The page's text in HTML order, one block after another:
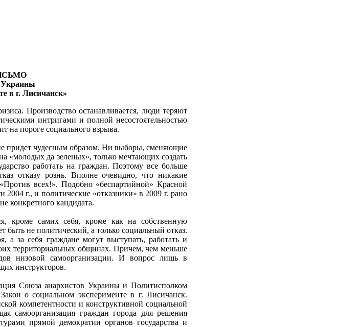
Украины
в г. Лисичанск»
Производство останавливается, люди теряют
интригами и полной несостоятельностью
на пороге социального взрыва.
придет чудесным образом. Ни выборы, сменяющие
«молодых да зеленых», только мечтающих создать
работать на граждан. Поэтому все больше
отказу рознь. Вполне очевидно, что никакие
всех!». Подобно «беспартийной» Красной
г., и политические «отказники» в 2009 г. рано
конкретного кандидата.
кроме самих себя, кроме как на собственную
не политический, а только социальный отказ.
за себя граждане могут выступать, работать и
территориальных общинах. Причем, чем меньше
низовой самоорганизации. И вопрос лишь в
инструкторов.
Союза анархистов Украины и Политисполком
о социальном эксперименте в г. Лисичанск.
компетентности и конструктивной социальной
самоорганизация граждан города для решения
прямой демократии органов государства и